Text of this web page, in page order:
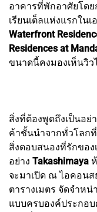
อาคารที่พักอาศัยโด
เรียนเต็ลแห่งแรกใน
Waterfront
Residences at
ขนาดนี้คงมองเห็นวิ
สิ่งที่ต้องพูดถึงเป็นอย่
ค้าชั้นนำจากทั่วโลก
สิ่งตอบสนองที่รักของ
อย่าง Takashimaya
จะมาเปิด ณ ไอคอน
ตารางเมตร จัดจำห
แบบครบองค์ประกอ